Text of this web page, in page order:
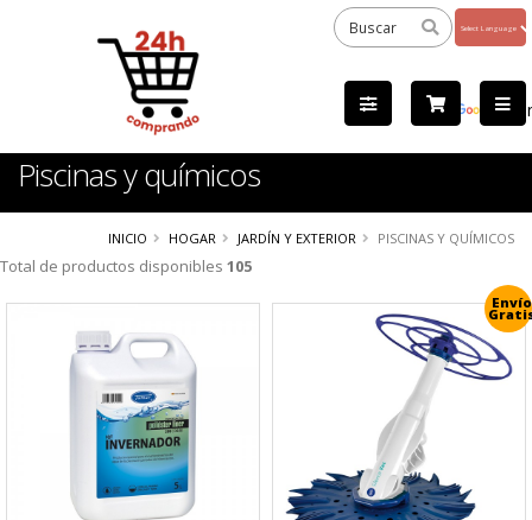
by
Piscinas y químicos
INICIO HOGAR JARDÍN Y EXTERIOR PISCINAS Y QUÍMICOS
Total de productos disponibles 105
Envío